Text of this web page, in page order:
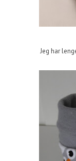
Jeg har